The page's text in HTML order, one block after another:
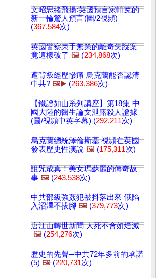
文昭思緒飛揚:英國預言家帕克的
新一輪驚人預言(圖/2視頻)
(367,584次)
英國警察束手無策的離奇失蹤案
竟這樣破了 🖼️ (234,868次)
遭背叛經歷慘痛 烏克蘭能否認清
中共? 🖼️▶️ (263,386次)
【鐵證如山系列講座】第18集 中
國大陸的醫生論文泄露殺人證據
(圖/視頻中英字幕) (292,211次)
烏克蘭總統澤倫斯基 視頻在英國
發表歷史性演說 🖼️ (175,311次)
詛咒成真！美女瑪蘇麗的傳奇故
事 🖼️ (243,538次)
中共部級強姦犯被抖落出來 俄陷
入沼澤不拔腳 🖼️ (379,773次)
唐江山轉世新聞 人死不會如燈滅
🖼️ (254,276次)
歷史的先聲─中共72年多前的承諾
(5) 🖼️ (220,731次)